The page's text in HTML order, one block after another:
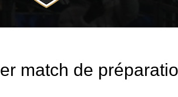
match de